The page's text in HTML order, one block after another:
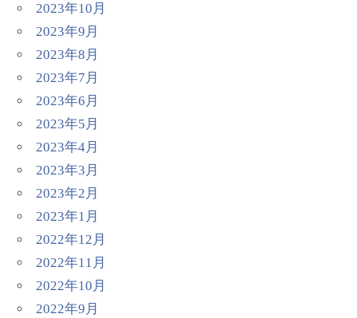
2023年10月
2023年9月
2023年8月
2023年7月
2023年6月
2023年5月
2023年4月
2023年3月
2023年2月
2023年1月
2022年12月
2022年11月
2022年10月
2022年9月